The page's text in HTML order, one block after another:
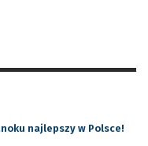
najlepszy w Polsce!